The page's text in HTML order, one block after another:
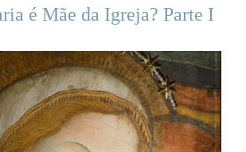
é Mãe da Igreja? Parte I